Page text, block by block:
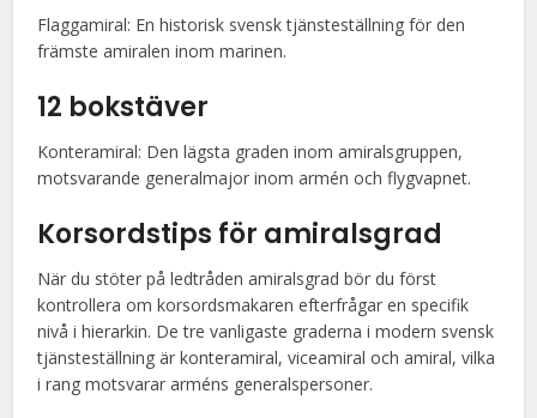
Flaggamiral: En historisk svensk tjänsteställning för den
främste amiralen inom marinen.
12 bokstäver
Konteramiral: Den lägsta graden inom amiralsgruppen,
motsvarande generalmajor inom armén och flygvapnet.
Korsordstips för amiralsgrad
När du stöter på ledtråden amiralsgrad bör du först
kontrollera om korsordsmakaren efterfrågar en specifik
nivå i hierarkin. De tre vanligaste graderna i modern svensk
tjänsteställning är konteramiral, viceamiral och amiral, vilka
i rang motsvarar arméns generalspersoner.